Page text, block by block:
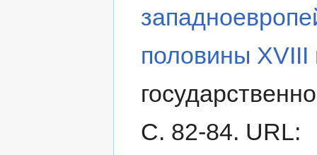
половины XVIII
С. 82-84. URL: